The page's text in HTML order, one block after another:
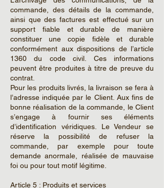
commande, des détails de la commande,
ainsi que des factures est effectué sur un
support fiable et durable de manière
constituer une copie fidèle et durable
conformément aux dispositions de l’article
1360 du code civil. Ces informations
peuvent être produites à titre de preuve du
contrat.
Pour les produits livrés, la livraison se fera à
l’adresse indiquée par le Client. Aux fins de
bonne réalisation de la commande, le Client
s’engage à fournir ses éléments
d’identification véridiques. Le Vendeur se
réserve la possibilité de refuser la
commande, par exemple pour toute
demande anormale, réalisée de mauvaise
foi ou pour tout motif légitime.
Article 5 : Produits et services